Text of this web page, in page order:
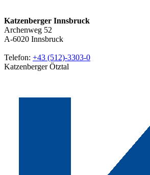
Katzenberger Innsbruck
Archenweg 52
A-6020 Innsbruck
Telefon: +43 (512)-3303-0
Katzenberger Ötztal